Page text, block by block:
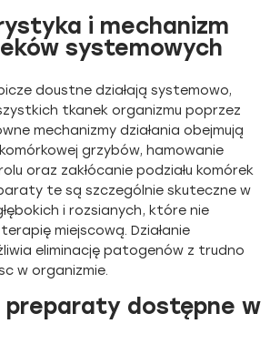
i mechanizm
systemowych
doustne działają systemowo,
tkanek organizmu poprzez
mechanizmy działania obejmują
grzybów, hamowanie
oraz zakłócanie podziału komórek
te są szczególnie skuteczne w
i rozsianych, które nie
miejscową. Działanie
eliminację patogenów z trudno
w organizmie.
preparaty dostępne w